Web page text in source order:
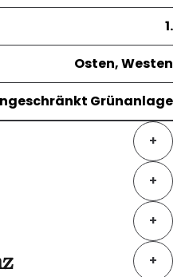
1.
Osten, Westen
Grünanlage
+
+
+
+